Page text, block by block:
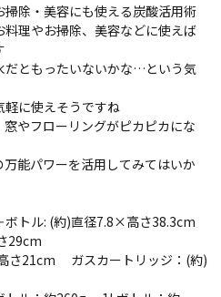
除・美容にも使える炭酸活用術
理やお掃除、美容などに使えば
だともったいないかな…という気
に使えそうですね
やフローリングがピカピカにな
能パワーを活用してみてはいか
ボトル: (約)直径7.8×高さ38.3cm
29cm
さ21cm ガスカートリッジ：(約)